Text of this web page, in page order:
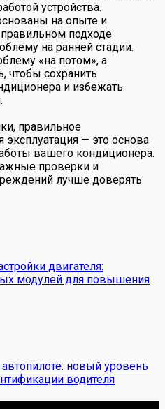
устройства.
на опыте и
подходе
на ранней стадии.
«на потом», а
чтобы сохранить
и избежать
правильное
эксплуатация — это основа
вашего кондиционера.
проверки и
лучше доверять
двигателя:
модулей для повышения
новый уровень
водителя